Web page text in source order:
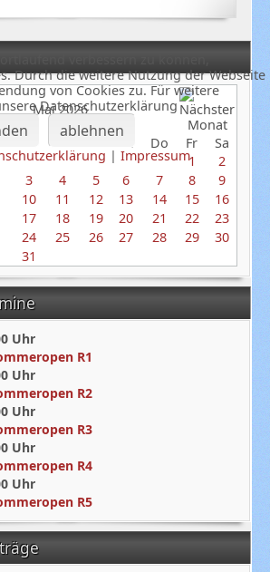
Mai 2026
Mi Do Fr
Sa
1
2
3
4 5 6 7 8
9
10
11 12 13 14 15
16
17
18 19 20 21 22
23
24
25 26 27 28 29
30
31
Uhr
R1
Uhr
R2
Uhr
R3
Uhr
R4
Uhr
R5
verbessern zu können,
Durch die weitere Nutzung der Webseite
von Cookies zu. Für weitere
Datenschutzerklärung
ablehnen
| Impressum